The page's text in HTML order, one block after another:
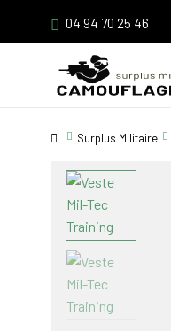
04 94 70 25 46
Surplus Militaire